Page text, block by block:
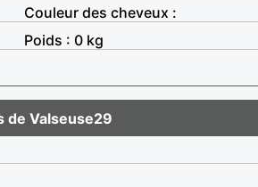
Couleur des cheveux :
Poids : 0 kg
de Valseuse29